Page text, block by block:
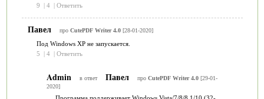
9
| 4 | Ответить
Павел про CutePDF Writer 4.0[28-01-2020]
Под Windows XP не запускается.
5
| 4 | Ответить
Admin в ответ Павел про CutePDF Writer 4.0[29-01-
2020]